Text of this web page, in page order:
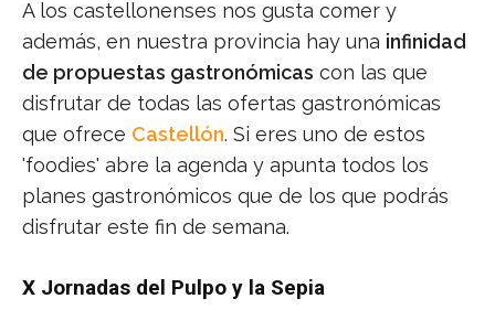
A los castellonenses nos gusta comer y
además, en nuestra provincia hay una infinidad
de propuestas gastronómicas con las que
disfrutar de todas las ofertas gastronómicas
que ofrece Castellón. Si eres uno de estos
'foodies' abre la agenda y apunta todos los
planes gastronómicos que de los que podrás
disfrutar este fin de semana.
X Jornadas del Pulpo y la Sepia